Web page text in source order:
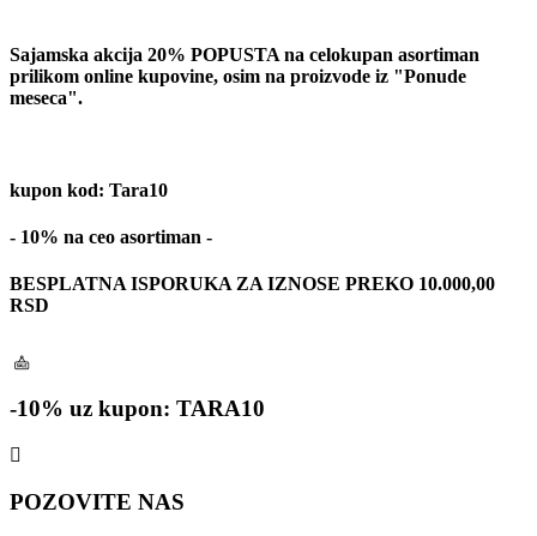
Sajamska akcija 20% POPUSTA na celokupan asortiman
prilikom online kupovine, osim na proizvode iz "Ponude
meseca".
kupon kod: Tara10
- 10% na ceo asortiman -
BESPLATNA ISPORUKA ZA IZNOSE PREKO 10.000,00
RSD
-10% uz kupon: TARA10
POZOVITE NAS